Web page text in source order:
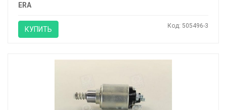
ERA
КУПИТЬ Код: 505496-3